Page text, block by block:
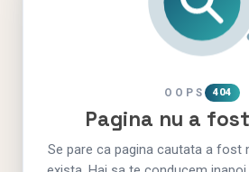
OOPS 404
Pagina nu a
Se pare ca pagina cautata a fost